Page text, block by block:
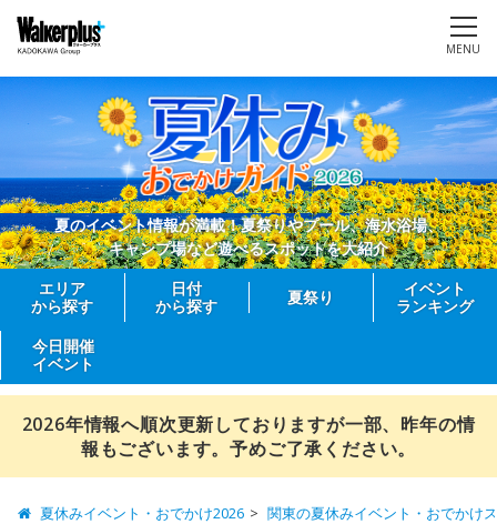
MENU
夏のイベント情報が満載！夏祭りやプール、海水浴場、
キャンプ場など遊べるスポットを大紹介
エリア
から探す
日付
から探す
夏祭り
イベント
ランキング
今日開催
イベント
2026年情報へ順次更新しておりますが一部、昨年の情
報もございます。予めご了承ください。
夏休みイベント・おでかけ2026 関東の夏休みイベント・おでかけ